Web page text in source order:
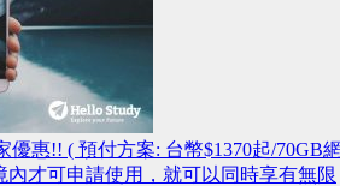
優惠!! ( 預付方案: 台幣$1370起/70GB
才可申請使用，就可以同時享有無限